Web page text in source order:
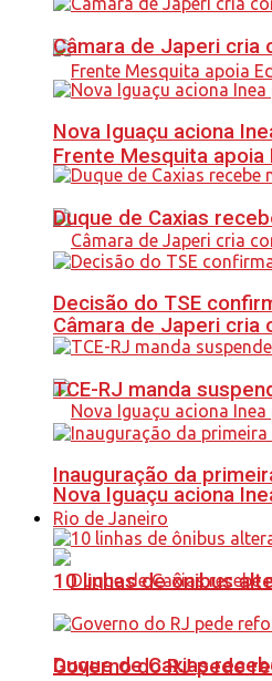
Frente Mesquita apoia
Câmara de Japeri cria
Nova Iguaçu aciona
Duque de Caxias
Câmara de Japeri cria
Nova Iguaçu aciona
Duque de Caxias
Decisão do TSE
TCE-RJ manda
Inauguração da
Rio de Janeiro
10 linhas de ônibus
Governo do RJ pede